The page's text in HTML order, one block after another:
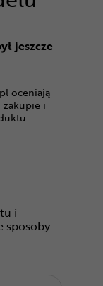
jeszcze
oceniają
i
i
sposoby